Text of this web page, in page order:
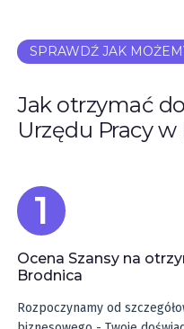
SPRAWDŹ JAK
Jak otrzymać
Urzędu Pracy
Ocena Szansy na
Brodnica
Rozpoczynamy od